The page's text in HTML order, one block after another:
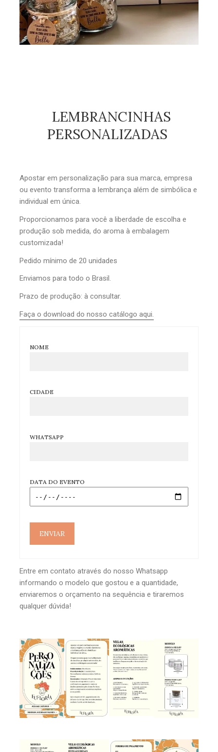
LEMBRANCINHAS
PERSONALIZADAS
Apostar em personalização para sua marca, empresa
ou evento transforma a lembrança além de simbólica e
individual em única.
Proporcionamos para você a liberdade de escolha e
produção sob medida, do aroma à embalagem
customizada!
Pedido mínimo de 20 unidades
Enviamos para todo o Brasil.
Prazo de produção: à consultar.
Faça o download do nosso catálogo aqui.
NOME
CIDADE
WHATSAPP
DATA DO EVENTO
Entre em contato através do nosso Whatsapp
informando o modelo que gostou e a quantidade,
enviaremos o orçamento na sequência e tiraremos
qualquer dúvida!